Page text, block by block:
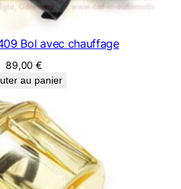
Bol avec chauffage
89,00€
au panier